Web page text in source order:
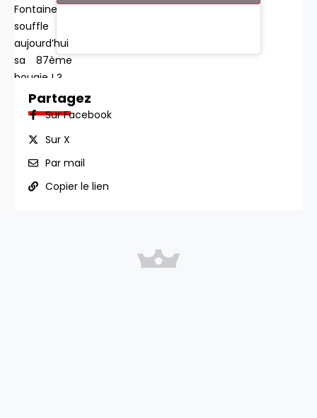
Fontaine
souffle
aujourd’hui
sa 87ème
bougie ! ?
Partagez
Sur Facebook
Sur X
Par mail
Copier le lien